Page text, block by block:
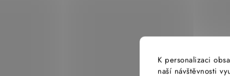
K personalizaci
naší návštěvnosti